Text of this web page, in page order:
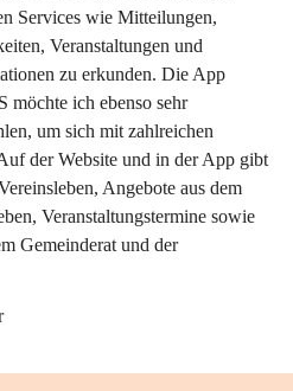
Services wie Mitteilungen,
Veranstaltungen und
zu erkunden. Die App
möchte ich ebenso sehr
um sich mit zahlreichen
der Website und in der App gibt
Angebote aus dem
Veranstaltungstermine sowie
Gemeinderat und der